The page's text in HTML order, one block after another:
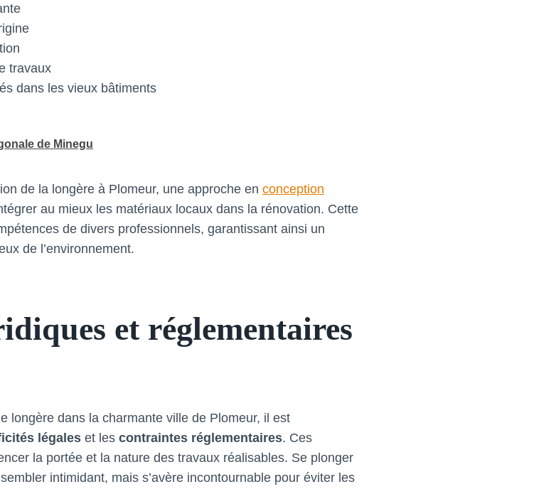
travaux
dans les vieux bâtiments
de Minegu
de la longère à Plomeur, une approche en conception
au mieux les matériaux locaux dans la rénovation. Cette
de divers professionnels, garantissant ainsi un
de l’environnement.
et réglementaires
longère dans la charmante ville de Plomeur, il est
légales et les contraintes réglementaires. Ces
la portée et la nature des travaux réalisables. Se plonger
intimidant, mais s’avère incontournable pour éviter les